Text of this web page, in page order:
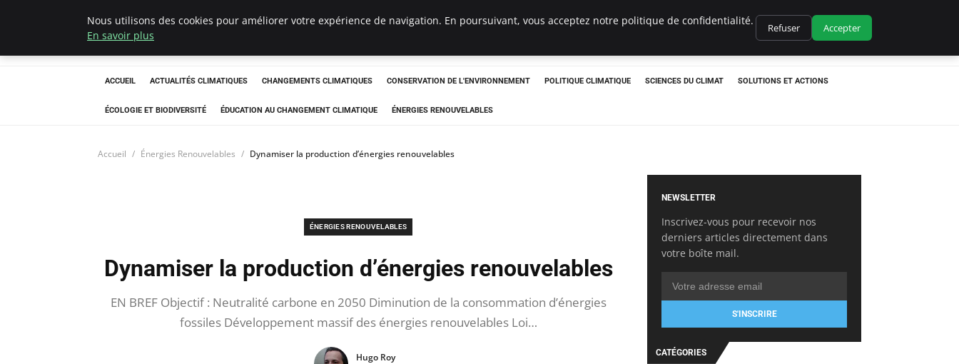
Climatedebtagents
ACCUEIL ACTUALITÉS CLIMATIQUES CHANGEMENTS CLIMATIQUES CONSERVATION DE L'ENVIRONNEMENT POLITIQUE CLIMATIQUE SCIENCES DU CLIMAT SOLUTIONS ET ACTIONS
ÉCOLOGIE ET BIODIVERSITÉ ÉDUCATION AU CHANGEMENT CLIMATIQUE ÉNERGIES RENOUVELABLES
Accueil Énergies Renouvelables Dynamiser la production d’énergies renouvelables
ÉNERGIES RENOUVELABLES
Dynamiser la production d’énergies renouvelables
EN BREF Objectif : Neutralité carbone en 2050 Diminution de la consommation d’énergies
fossiles Développement massif des énergies renouvelables Loi…
Hugo Roy
NEWSLETTER
Inscrivez-vous pour recevoir nos
derniers articles directement dans
votre boîte mail.
S'INSCRIRE
CATÉGORIES
Nous utilisons des cookies pour améliorer votre expérience de navigation. En poursuivant, vous acceptez notre politique de confidentialité.
En savoir plus
Refuser Accepter